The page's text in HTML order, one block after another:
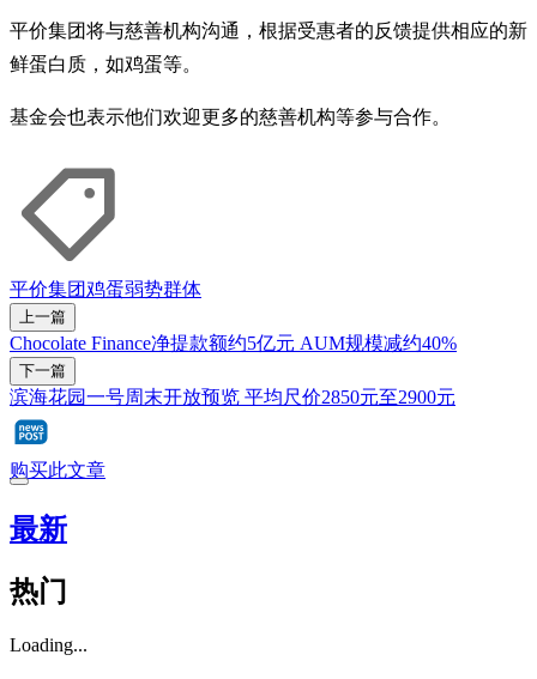
平价集团将与慈善机构沟通，根据受惠者的反馈提供相应的新
鲜蛋白质，如鸡蛋等。
基金会也表示他们欢迎更多的慈善机构等参与合作。
平价集团鸡蛋弱势群体
上一篇
Chocolate Finance净提款额约5亿元 AUM规模减约40%
下一篇
滨海花园一号周末开放预览 平均尺价2850元至2900元
购买此文章
最新
热门
Loading...